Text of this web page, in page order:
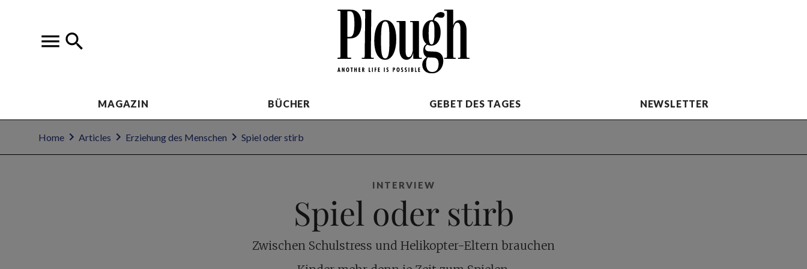
MAGAZIN BÜCHER GEBET DES TAGES NEWSLETTER
Home Articles Erziehung des Menschen Spiel oder stirb
INTERVIEW
Spiel oder stirb
Zwischen Schulstress und Helikopter-Eltern brauchen